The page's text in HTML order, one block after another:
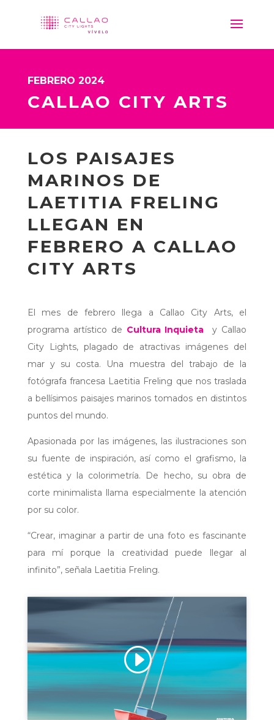
FEBRERO 2024
CALLAO CITY ARTS
LOS PAISAJES
MARINOS DE
LAETITIA FRELING
LLEGAN EN
FEBRERO A CALLAO
CITY ARTS
El mes de febrero llega a Callao City Arts, el
programa artístico de Cultura Inquieta y Callao
City Lights, plagado de atractivas imágenes del
mar y su costa. Una muestra del trabajo de la
fotógrafa francesa Laetitia Freling que nos traslada
a bellísimos paisajes marinos tomados en distintos
puntos del mundo.
Apasionada por las imágenes, las ilustraciones son
su fuente de inspiración, así como el grafismo, la
estética y la colorimetría. De hecho, su obra de
corte minimalista llama especialmente la atención
por su color.
“Crear, imaginar a partir de una foto es fascinante
para mí porque la creatividad puede llegar al
infinito”, señala Laetitia Freling.
Haz clic para aceptar cookies de
marketing y permitir este contenido